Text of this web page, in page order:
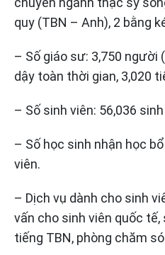
quy (TBN – Anh), 2 bằng
– Số giáo sư: 3,750 người
dậy toàn thời gian, 3,020
– Số sinh viên: 56,036
– Số học sinh nhận học
viên.
– Dịch vụ dành cho sinh
vấn cho sinh viên quốc
tiếng TBN, phòng chăm